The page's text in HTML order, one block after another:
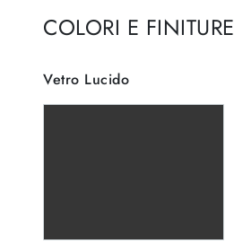
COLORI E FINITURE
Vetro Lucido